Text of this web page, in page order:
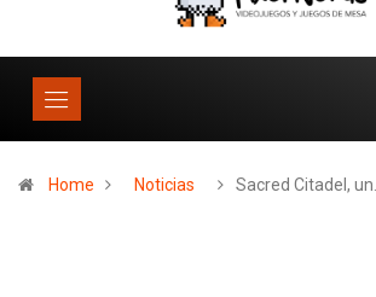
Home Noticias Sacred Citadel, un…